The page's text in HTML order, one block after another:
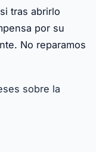
tras abrirlo
por su
No reparamos
sobre la